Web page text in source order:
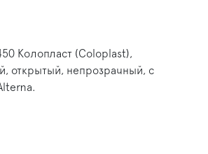
Колопласт (Coloplast),
открытый, непрозрачный, с